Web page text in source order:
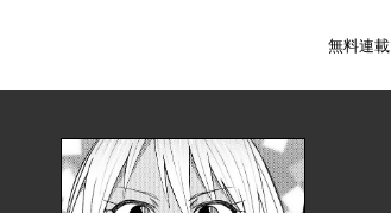
無料連載